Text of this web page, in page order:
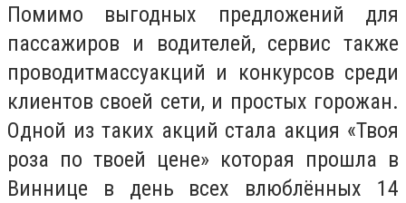
Помимо выгодных предложений для
пассажиров и водителей, сервис также
проводитмассуакций и конкурсов среди
клиентов своей сети, и простых горожан.
Одной из таких акций стала акция «Твоя
роза по твоей цене» которая прошла в
Виннице в день всех влюблённых 14